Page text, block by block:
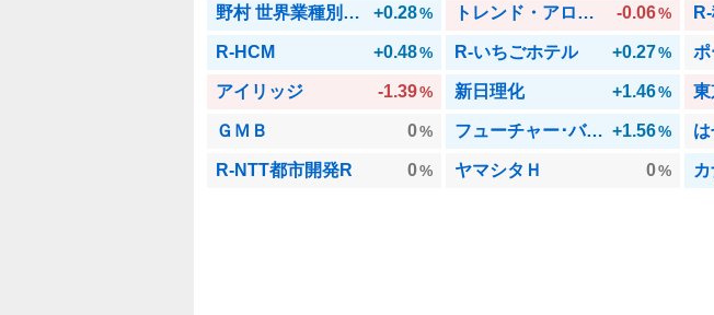
野村 世界業種別投資シリーズ(ヘルスケア)
+0.28% トレンド・アロケーション・オープン -0.06%
R-HCM +0.48% R-いちごホテル +0.27% ポ
アイリッジ -1.39% 新日理化 +1.46%
ＧＭＢ 0% フューチャー･バイオテック +1.56%
R‐NTT都市開発R 0% ヤマシタＨ 0%